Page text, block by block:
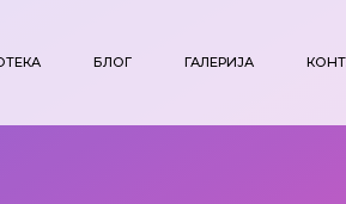
БЛОГ ГАЛЕРИЈА